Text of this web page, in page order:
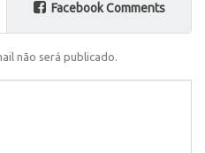
Facebook Comments
não será publicado.